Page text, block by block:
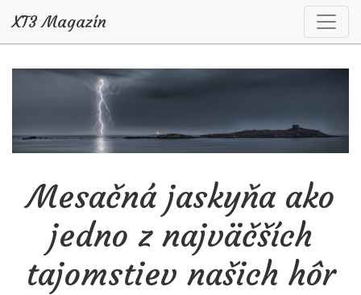
XT3 Magazín
Mesačná jaskyňa ako
jedno z najväčších
tajomstiev našich hôr